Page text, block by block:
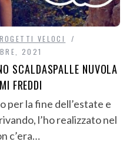
VELOCI
2021
SCALDASPALLE NUVOLA
FREDDI
la fine dell’estate e
l’ho realizzato nel
c’era…